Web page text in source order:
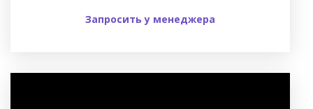
Запросить у менеджера